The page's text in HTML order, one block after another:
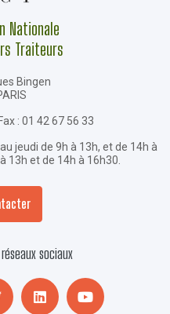
Nationale
Traiteurs
Bingen
: 01 42 67 56 33
jeudi de 9h à 13h, et de 14h à
13h et de 14h à 16h30.
sociaux